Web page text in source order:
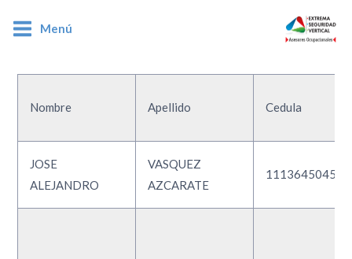
Menú
Nombre Apellido Cedula
JOSE
ALEJANDRO
VASQUEZ
AZCARATE
1113645045